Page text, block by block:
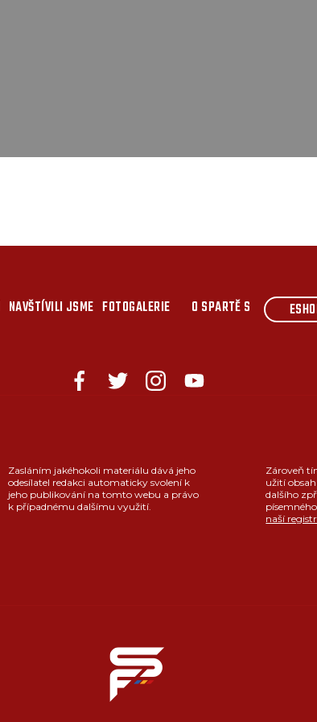
NAVŠTÍVILI JSME FOTOGALERIE O SPARTĚ S
Zasláním jakéhokoli materiálu dává jeho
odesílatel redakci automaticky svolení k
jeho publikování na tomto webu a právo
k případnému dalšímu využití.
Zároveň
užití
dalšího
naší